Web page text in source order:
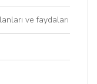
ve faydaları